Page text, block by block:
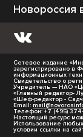
Новороссия
Сетевое издание
зарегистрировано в
информационных
Свидетельство о
Учредитель — НАО
«Главный редактор-
«Шеф-редактор -
Email:
Телефон: +7 (495)
Настоящий ресурс
Использование
условии ссылки на